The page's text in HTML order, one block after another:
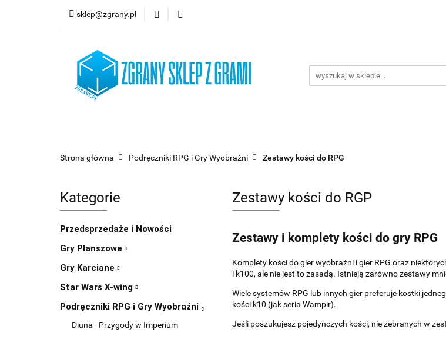
sklep@zgrany.pl
Nowości
Brydż, Poker i Karty do Gry
Strona główna Podręczniki RPG i Gry Wyobraźni Zestawy kości do RPG
Kategorie
Przedsprzedaże i Nowości
Gry Planszowe
Gry Karciane
Star Wars X-wing
Podręczniki RPG i Gry Wyobraźni
Diuna - Przygody w Imperium
Zestawy kości do RGP
Zestawy i komplety kości do gry RPG
Komplety kości do gier wyobraźni i gier RPG oraz
i k100, ale nie jest to zasadą. Istnieją zarówno zestawy
Wiele systemów RPG lub innych gier preferuje kostki
kości k10 (jak seria Wampir).
Jeśli poszukujesz pojedynczych kości, nie zebranych w